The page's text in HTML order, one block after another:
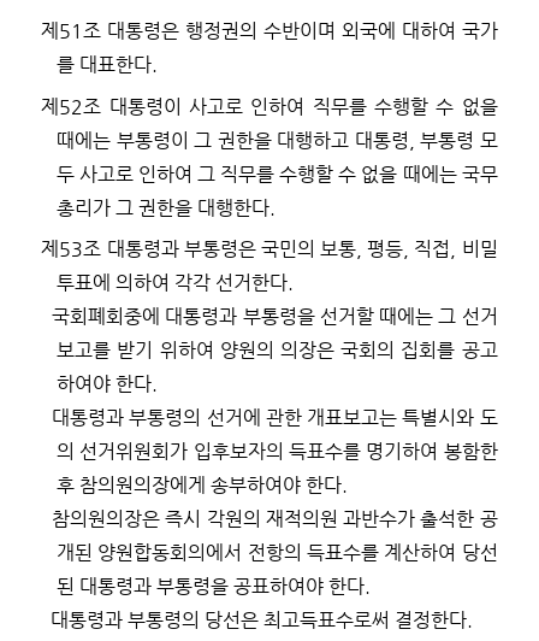
제 51조 대통령은 행정권의 수반이며 외국에 대하여 국가
를 대표한다.
제 52 조 대통령이 사고로 인하여 직무를 수행할 수 없을
때에는 부통령이 그 권한을 대행하고 대통령 ,부통령 모
두 사고로 인하여 그 직무를 수행할 수 없을 때에는 국무
총리가 그 권한을 대행한다
제 53조 대통령과 부통령은 국민의 보통 ,평등 직접
비밀
투표에 의하여 각각 선거한다.
국회폐회중에 대통령과 부통령을 선거할 때에는 그 선거
보고를 받기 위하여 양원의 의장은 국회의 집회를 공고
하여야 한다.
대통령과 부통령의 선거에 관한 개표보고는 특별시와 도
의 선거위원회가 입후보자의 득표수를 명기하여 봉함한
후 참의원의장에게 송부하여야 한다.
참의원의장은 즉시 각원의 재적의원 과반수가 출석한 공
개된 양원합동회의에서 전항의 득표수를 계산하여 당선
된 대통령과 부통령을 공표하여야 한다.
대통령과 부통령의 당선은 최고득표수로써 결정한다.